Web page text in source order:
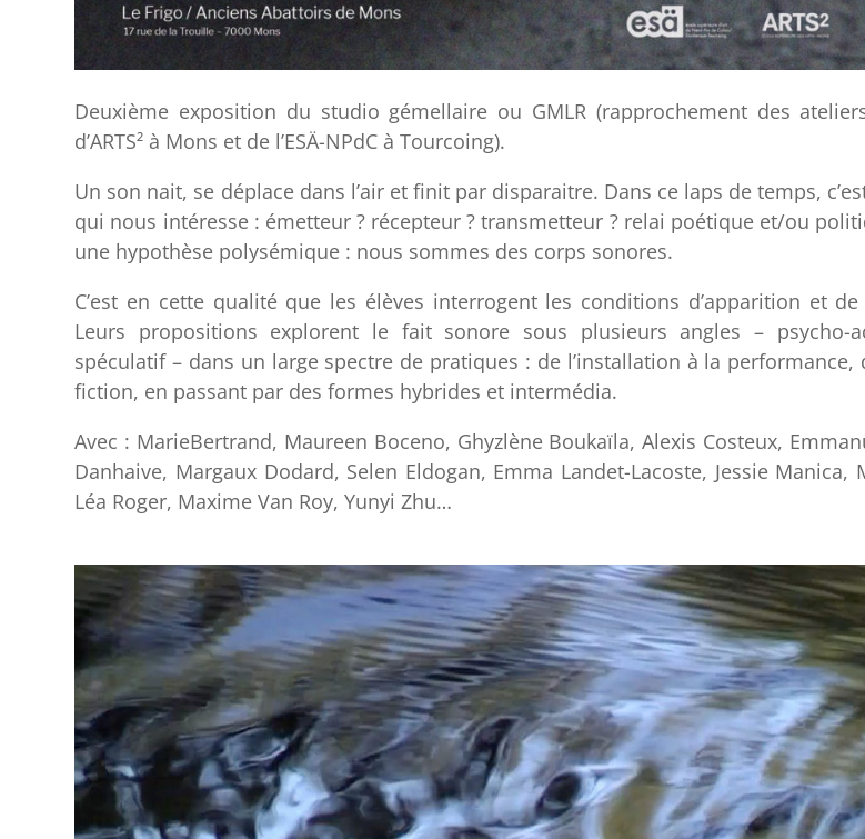
​Deuxième exposition du studio gémellaire ou GMLR (rapprochement des
d’ARTS² à Mons et de l’ESÄ-NPdC à Tourcoing).
Un son nait, se déplace dans l’air et finit par disparaitre. Dans ce laps de temps,
qui nous intéresse : émetteur ? récepteur ? transmetteur ? relai poétique et/ou
une hypothèse polysémique : nous sommes des corps sonores.
C’est en cette qualité que les élèves interrogent les conditions d’apparition et
Leurs propositions explorent le fait sonore sous plusieurs angles – psycho-
spéculatif – dans un large spectre de pratiques : de l’installation à la
fiction, en passant par des formes hybrides et intermédia.
Avec : MarieBertrand, Maureen Boceno, Ghyzlène Boukaïla, Alexis Costeux,
Danhaive, Margaux Dodard, Selen Eldogan, Emma Landet-Lacoste, Jessie Manica,
Léa Roger, Maxime Van Roy, Yunyi Zhu…